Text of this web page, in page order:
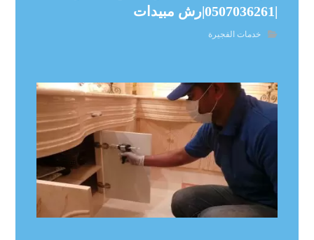
|0507036261|رش مبيدات
خدمات الفجيرة